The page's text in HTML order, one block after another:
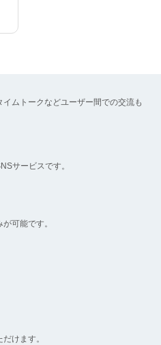
ムトークなどユーザー間での交流も
サービスです。
可能です。
けます。